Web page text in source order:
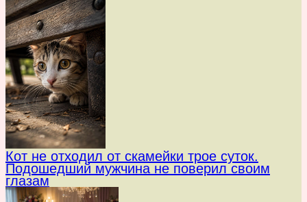
Кот не отходил от скамейки трое суток.
Подошедший мужчина не поверил своим
глазам